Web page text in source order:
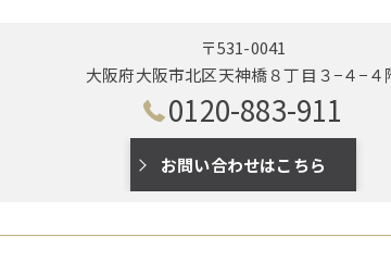
〒531-0041
大阪府大阪市北区天神橋８丁目３−４−４
0120-883-911
お問い合わせはこちら